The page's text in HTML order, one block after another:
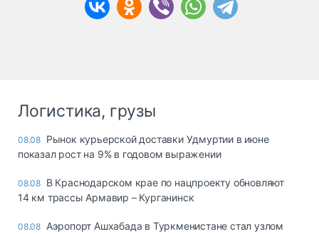
Логистика, грузы
08.08 Рынок курьерской доставки Удмуртии в июне
показал рост на 9% в годовом выражении
08.08 В Краснодарском крае по нацпроекту обновляют
14 км трассы Армавир – Курганинск
08.08 Аэропорт Ашхабада в Туркменистане стал узлом